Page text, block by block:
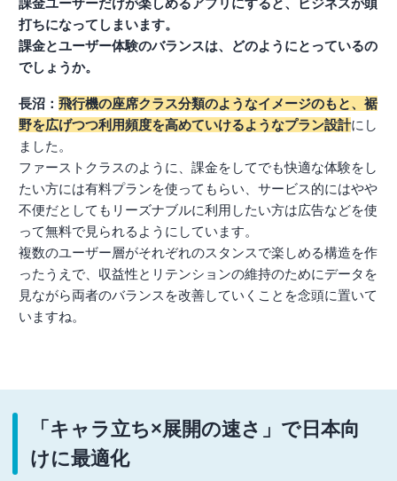
課金ユーザーだけが楽しめるアプリにすると、ビジネスが頭
打ちになってしまいます。
課金とユーザー体験のバランスは、どのようにとっているの
でしょうか。
長沼： 飛行機の座席クラス分類のようなイメージのもと、裾
野を広げつつ利用頻度を高めていけるようなプラン設計にし
ました。
ファーストクラスのように、課金をしてでも快適な体験をし
たい方には有料プランを使ってもらい、サービス的にはやや
不便だとしてもリーズナブルに利用したい方は広告などを使
って無料で見られるようにしています。
複数のユーザー層がそれぞれのスタンスで楽しめる構造を作
ったうえで、収益性とリテンションの維持のためにデータを
見ながら両者のバランスを改善していくことを念頭に置いて
いますね。
「キャラ立ち×展開の速さ」で日本向
けに最適化